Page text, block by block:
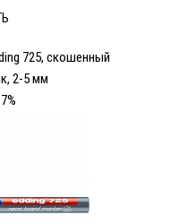
725, скошенный
2-5 мм